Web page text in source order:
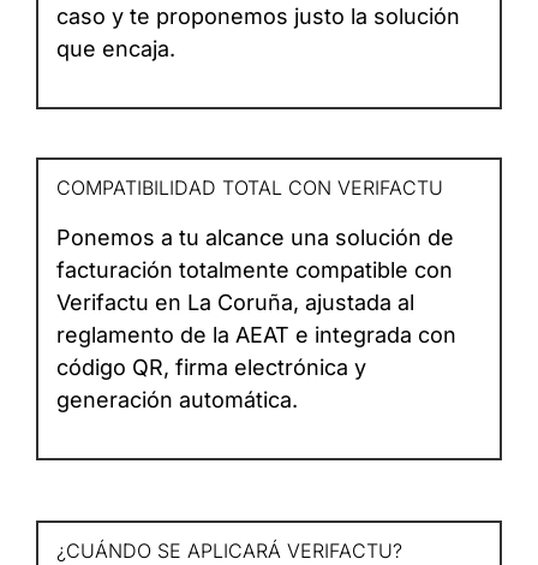
caso y te proponemos justo la solución
que encaja.
COMPATIBILIDAD TOTAL CON VERIFACTU
Ponemos a tu alcance una solución de
facturación totalmente compatible con
Verifactu en La Coruña, ajustada al
reglamento de la AEAT e integrada con
código QR, firma electrónica y
generación automática.
¿CUÁNDO SE APLICARÁ VERIFACTU?